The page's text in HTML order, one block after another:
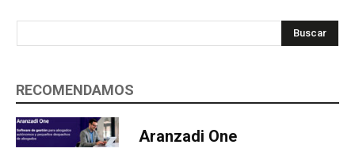
Buscar
RECOMENDAMOS
Aranzadi One